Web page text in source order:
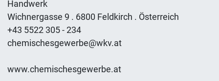
Handwerk
Wichnergasse 9 . 6800 Feldkirch . Österreich
+43 5522 305 - 234
chemischesgewerbe@wkv.at
www.chemischesgewerbe.at